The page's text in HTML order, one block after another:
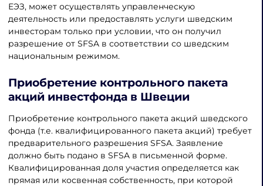
ЕЭЗ, может осуществлять управленческую
деятельность или предоставлять услуги шведским
инвесторам только при условии, что он получил
разрешение от SFSA в соответствии со шведским
национальным режимом.
Приобретение контрольного пакета
акций инвестфонда в Швеции
Приобретение контрольного пакета акций шведского
фонда (т.е. квалифицированного пакета акций) требует
предварительного разрешения SFSA. Заявление
должно быть подано в SFSA в письменной форме.
Квалифицированная доля участия определяется как
прямая или косвенная собственность, при которой